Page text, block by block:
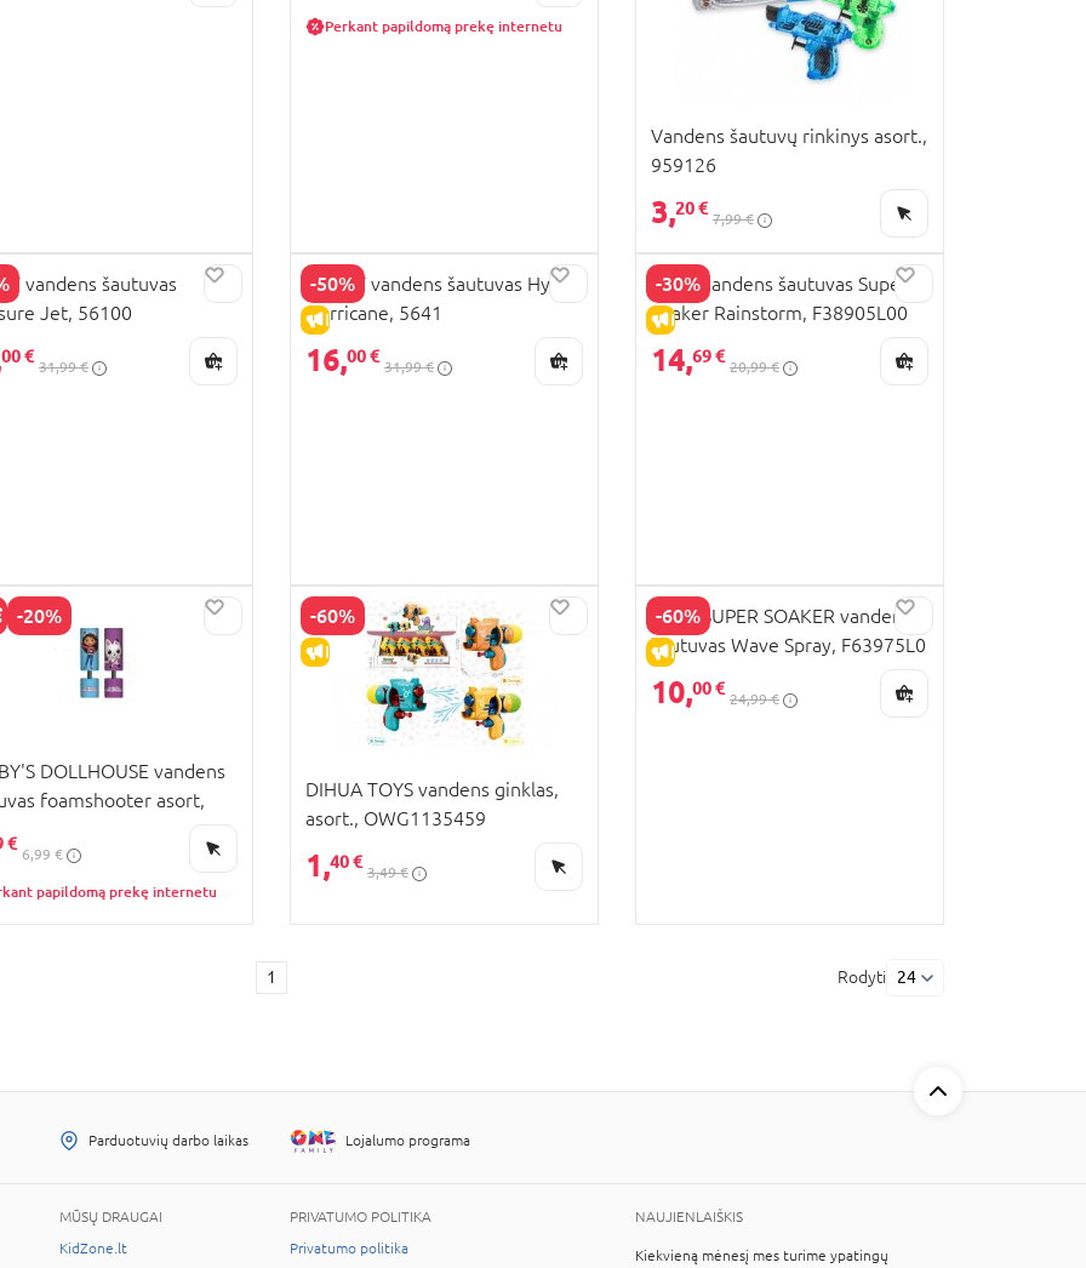
Perkant papildomą prekę internetu
Vandens šautuvų rinkinys asort.,
959126
3,20 €
7,99 €
vandens šautuvas
Jet, 56100
00 €
31,99 €
-50%
IŠPARDAVIMAS
XSHOT vandens šautuvas Hydro
Hurricane, 5641
16,00 €
31,99 €
-30%
IŠPARDAVIMAS
NERF vandens šautuvas Super
Soaker Rainstorm, F38905L00
14,69 €
20,99 €
-20%
DOLLHOUSE vandens
foamshooter asort,
€
6,99 €
papildomą prekę internetu
-60%
IŠPARDAVIMAS
DIHUA TOYS vandens ginklas,
asort., OWG1135459
1,40 €
3,49 €
-60%
IŠPARDAVIMAS
NERF SUPER SOAKER vandens
šautuvas Wave Spray, F63975L0
10,00 €
24,99 €
1 Rodyti 24
Parduotuvių darbo laikas Lojalumo programa
MŪSŲ DRAUGAI
KidZone.lt
PRIVATUMO POLITIKA
Privatumo politika
NAUJIENLAIŠKIS
Kiekvieną mėnesį mes turime ypatingų